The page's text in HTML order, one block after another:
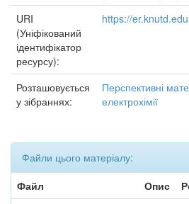
URI
(Уніфікований
ідентифікатор
ресурсу):
https://
Розташовується
у зібраннях:
Перспективні
електрохімії
Файли цього матеріалу:
Файл
Опис